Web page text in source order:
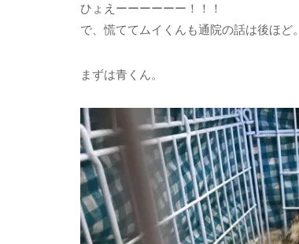
ひょえーーーーーー！！！
で、慌ててムイくんも通院の話は後ほど。
まずは青くん。